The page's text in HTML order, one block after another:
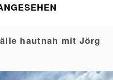
hautnah mit Jörg